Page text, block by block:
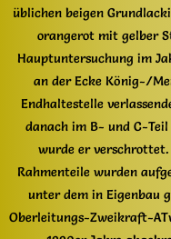
üblichen beigen
orangerot mit gelber
Hauptuntersuchung im
an der Ecke König-/
Endhaltestelle
danach im B- und C-
wurde er verschrottet.
Rahmenteile wurden
unter dem in Eigenbau
Oberleitungs-Zweikraft-